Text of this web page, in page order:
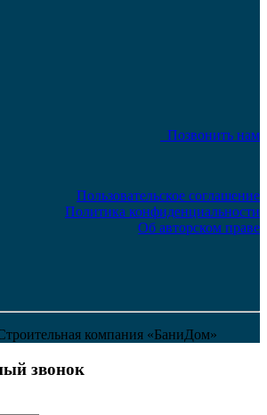
Позвонить нам
Пользовательское соглашение
Политика конфиденциальности
Об авторском праве
компания «БаниДом»
звонок